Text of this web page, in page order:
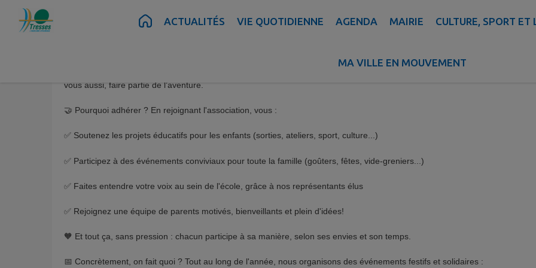
Contenu Recherche Pied de page
ACTUALITÉS VIE QUOTIDIENNE AGENDA MAIRIE CULTURE, SPORT ET
MA VILLE EN MOUVEMENT
TRESSES EN CLASSE -
vous aussi, faire partie de l’aventure.
🤝 Pourquoi adhérer ? En rejoignant l'association, vous :
✅ Soutenez les projets éducatifs pour les enfants (sorties, ateliers, sport, culture...)
✅ Participez à des événements conviviaux pour toute la famille (goûters, fêtes, vide-greniers...)
✅ Faites entendre votre voix au sein de l'école, grâce à nos représentants élus
✅ Rejoignez une équipe de parents motivés, bienveillants et plein d'idées!
🧡 Et tout ça, sans pression : chacun participe à sa manière, selon ses envies et son temps.
📅 Concrètement, on fait quoi ? Tout au long de l'année, nous organisons des événements festifs et solidaires :